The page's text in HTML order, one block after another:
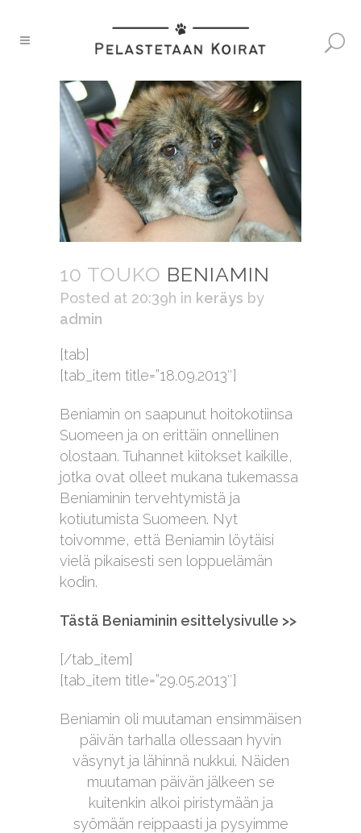
10 TOUKO BENIAMIN
Posted at 20:39h in keräys by
admin
[tab]
[tab_item title=”18.09.2013″]
Beniamin on saapunut hoitokotiinsa
Suomeen ja on erittäin onnellinen
olostaan. Tuhannet kiitokset kaikille,
jotka ovat olleet mukana tukemassa
Beniaminin tervehtymistä ja
kotiutumista Suomeen. Nyt
toivomme, että Beniamin löytäisi
vielä pikaisesti sen loppuelämän
kodin.
Tästä Beniaminin esittelysivulle >>
[/tab_item]
[tab_item title=”29.05.2013″]
Beniamin oli muutaman ensimmäisen
päivän tarhalla ollessaan hyvin
väsynyt ja lähinnä nukkui. Näiden
muutaman päivän jälkeen se
kuitenkin alkoi piristymään ja
syömään reippaasti ja pysyimme